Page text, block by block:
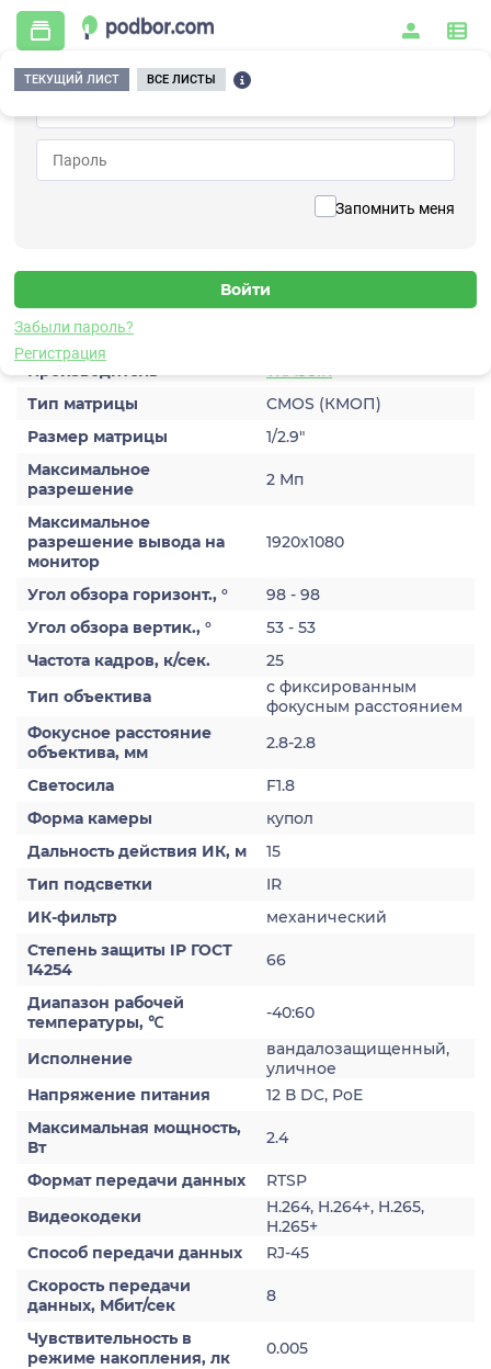
Запомнить меня
Забыли пароль?
Регистрация
ТЕКУЩИЙ ЛИСТ ВСЕ ЛИСТЫ
Главная / Видеонаблюдение / Видеокамеры / IP / TRASSIR TR-D2D5 v3 2.8
Вернуться к списку
Видеокамера IP
Характеристики
Производитель
TRASSIR
Тип матрицы
CMOS (КМОП)
Размер матрицы
1/2.9″
Максимальное
разрешение
2 Мп
Максимальное
разрешение вывода на
монитор
1920x1080
Угол обзора горизонт., °
98 - 98
Угол обзора вертик., °
53 - 53
Частота кадров, к/сек.
25
Тип объектива
с фиксированным
фокусным расстоянием
Фокусное расстояние
объектива, мм
2.8-2.8
Светосила
F1.8
Форма камеры
купол
Дальность действия ИК, м
15
Тип подсветки
IR
ИК-фильтр
механический
Степень защиты IP ГОСТ
14254
66
Диапазон рабочей
температуры, ℃
-40:60
Исполнение
вандалозащищенный,
уличное
Напряжение питания
12 В DC, PoE
Максимальная мощность,
Вт
2.4
Формат передачи данных
RTSP
Видеокодеки
H.264, H.264+, H.265,
H.265+
Способ передачи данных
RJ-45
Скорость передачи
данных, Мбит/сек
8
Чувствительность в
режиме накопления, лк
0.005